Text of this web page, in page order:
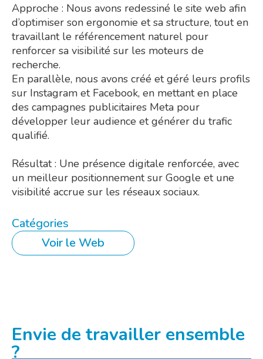
Approche : Nous avons redessiné le site web afin
d’optimiser son ergonomie et sa structure, tout en
travaillant le référencement naturel pour
renforcer sa visibilité sur les moteurs de
recherche.
En parallèle, nous avons créé et géré leurs profils
sur Instagram et Facebook, en mettant en place
des campagnes publicitaires Meta pour
développer leur audience et générer du trafic
qualifié.
Résultat : Une présence digitale renforcée, avec
un meilleur positionnement sur Google et une
visibilité accrue sur les réseaux sociaux.
Catégories
Voir le Web
Envie de travailler ensemble
?